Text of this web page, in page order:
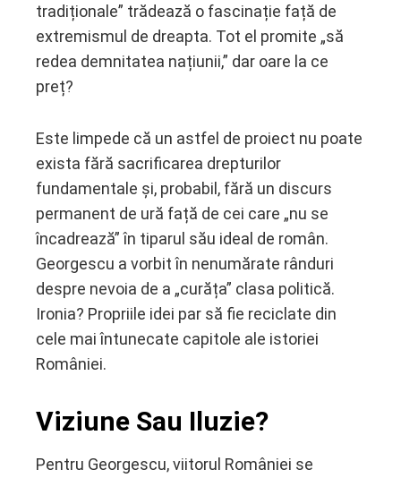
tradiționale” trădează o fascinație față de
extremismul de dreapta. Tot el promite „să
redea demnitatea națiunii,” dar oare la ce
preț?
Este limpede că un astfel de proiect nu poate
exista fără sacrificarea drepturilor
fundamentale și, probabil, fără un discurs
permanent de ură față de cei care „nu se
încadrează” în tiparul său ideal de român.
Georgescu a vorbit în nenumărate rânduri
despre nevoia de a „curăța” clasa politică.
Ironia? Propriile idei par să fie reciclate din
cele mai întunecate capitole ale istoriei
României.
Viziune Sau Iluzie?
Pentru Georgescu, viitorul României se